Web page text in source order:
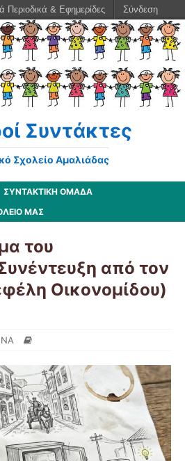
Συντάκτες
Σχολείο Αμαλιάδας
ΣΥΝΤΑΚΤΙΚΗ ΟΜΑΔΑ
ΜΑΣ
του
από τον
Οικονομίδου)
Περιοδικά & Εφημερίδες Σύνδεση